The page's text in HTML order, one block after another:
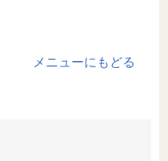
メニューにもどる